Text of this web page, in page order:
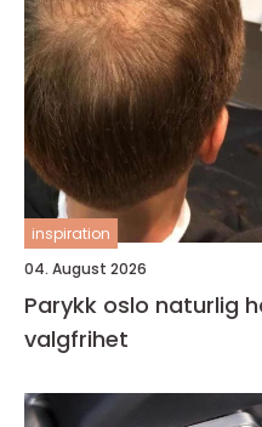
inspiration
04. August 2026
Parykk oslo naturlig hår, trygghet og
valgfrihet